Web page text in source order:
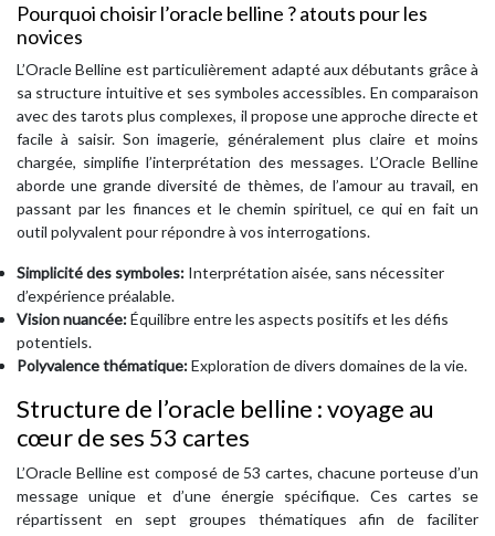
Pourquoi choisir l’oracle belline ? atouts pour les
novices
L’Oracle Belline est particulièrement adapté aux débutants grâce à
sa structure intuitive et ses symboles accessibles. En comparaison
avec des tarots plus complexes, il propose une approche directe et
facile à saisir. Son imagerie, généralement plus claire et moins
chargée, simplifie l’interprétation des messages. L’Oracle Belline
aborde une grande diversité de thèmes, de l’amour au travail, en
passant par les finances et le chemin spirituel, ce qui en fait un
outil polyvalent pour répondre à vos interrogations.
Simplicité des symboles: Interprétation aisée, sans nécessiter
d’expérience préalable.
Vision nuancée:Équilibre entre les aspects positifs et les défis
potentiels.
Polyvalence thématique:Exploration de divers domaines de la vie.
Structure de l’oracle belline : voyage au
cœur de ses 53 cartes
L’Oracle Belline est composé de 53 cartes, chacune porteuse d’un
message unique et d’une énergie spécifique. Ces cartes se
répartissent en sept groupes thématiques afin de faciliter